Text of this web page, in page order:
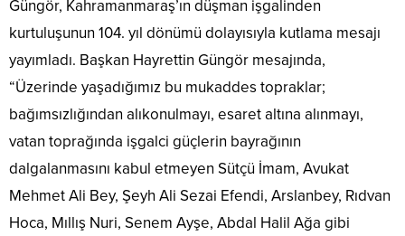
Güngör, Kahramanmaraş’ın düşman işgalinden
kurtuluşunun 104. yıl dönümü dolayısıyla kutlama mesajı
yayımladı. Başkan Hayrettin Güngör mesajında,
“Üzerinde yaşadığımız bu mukaddes topraklar;
bağımsızlığından alıkonulmayı, esaret altına alınmayı,
vatan toprağında işgalci güçlerin bayrağının
dalgalanmasını kabul etmeyen Sütçü İmam, Avukat
Mehmet Ali Bey, Şeyh Ali Sezai Efendi, Arslanbey, Rıdvan
Hoca, Mıllış Nuri, Senem Ayşe, Abdal Halil Ağa gibi